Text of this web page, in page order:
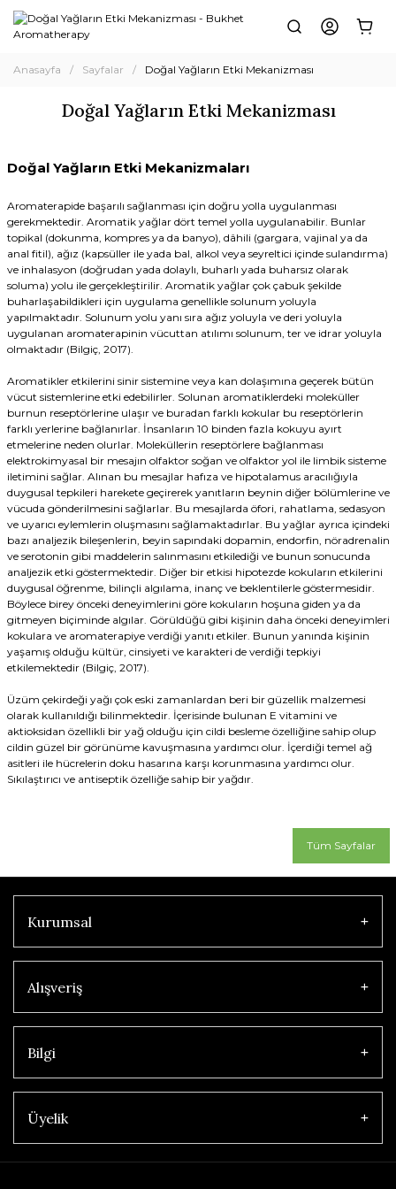
Anasayfa Sayfalar Doğal Yağların Etki Mekanizması
Doğal Yağların Etki Mekanizması
Doğal Yağların Etki Mekanizmaları
Aromaterapide başarılı sağlanması için doğru yolla uygulanması
gerekmektedir. Aromatik yağlar dört temel yolla uygulanabilir. Bunlar
topikal (dokunma, kompres ya da banyo), dâhili (gargara, vajinal ya da
anal fitil), ağız (kapsüller ile yada bal, alkol veya seyreltici içinde sulandırma)
ve inhalasyon (doğrudan yada dolaylı, buharlı yada buharsız olarak
soluma) yolu ile gerçekleştirilir. Aromatik yağlar çok çabuk şekilde
buharlaşabildikleri için uygulama genellikle solunum yoluyla
yapılmaktadır. Solunum yolu yanı sıra ağız yoluyla ve deri yoluyla
uygulanan aromaterapinin vücuttan atılımı solunum, ter ve idrar yoluyla
olmaktadır (Bilgiç, 2017).
Aromatikler etkilerini sinir sistemine veya kan dolaşımına geçerek bütün
vücut sistemlerine etki edebilirler. Solunan aromatiklerdeki moleküller
burnun reseptörlerine ulaşır ve buradan farklı kokular bu reseptörlerin
farklı yerlerine bağlanırlar. İnsanların 10 binden fazla kokuyu ayırt
etmelerine neden olurlar. Moleküllerin reseptörlere bağlanması
elektrokimyasal bir mesajın olfaktor soğan ve olfaktor yol ile limbik sisteme
iletimini sağlar. Alınan bu mesajlar hafıza ve hipotalamus aracılığıyla
duygusal tepkileri harekete geçirerek yanıtların beynin diğer bölümlerine ve
vücuda gönderilmesini sağlarlar. Bu mesajlarda öfori, rahatlama, sedasyon
ve uyarıcı eylemlerin oluşmasını sağlamaktadırlar. Bu yağlar ayrıca içindeki
bazı analjezik bileşenlerin, beyin sapındaki dopamin, endorfin, nöradrenalin
ve serotonin gibi maddelerin salınmasını etkilediği ve bunun sonucunda
analjezik etki göstermektedir. Diğer bir etkisi hipotezde kokuların etkilerini
duygusal öğrenme, bilinçli algılama, inanç ve beklentilerle göstermesidir.
Böylece birey önceki deneyimlerini göre kokuların hoşuna giden ya da
gitmeyen biçiminde algılar. Görüldüğü gibi kişinin daha önceki deneyimleri
kokulara ve aromaterapiye verdiği yanıtı etkiler. Bunun yanında kişinin
yaşamış olduğu kültür, cinsiyeti ve karakteri de verdiği tepkiyi
etkilemektedir (Bilgiç, 2017).
Üzüm çekirdeği yağı çok eski zamanlardan beri bir güzellik malzemesi
olarak kullanıldığı bilinmektedir. İçerisinde bulunan E vitamini ve
aktioksidan özellikli bir yağ olduğu için cildi besleme özelliğine sahip olup
cildin güzel bir görünüme kavuşmasına yardımcı olur. İçerdiği temel ağ
asitleri ile hücrelerin doku hasarına karşı korunmasına yardımcı olur.
Sıkılaştırıcı ve antiseptik özelliğe sahip bir yağdır.
Tüm Sayfalar
Kurumsal
Alışveriş
Bilgi
Üyelik